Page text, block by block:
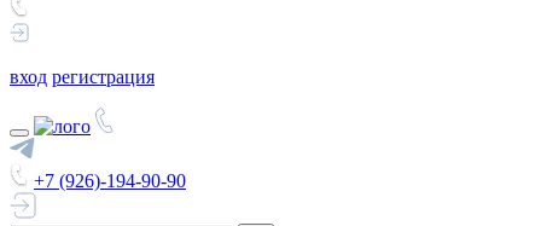
вход регистрация
+7 (926)-194-90-90